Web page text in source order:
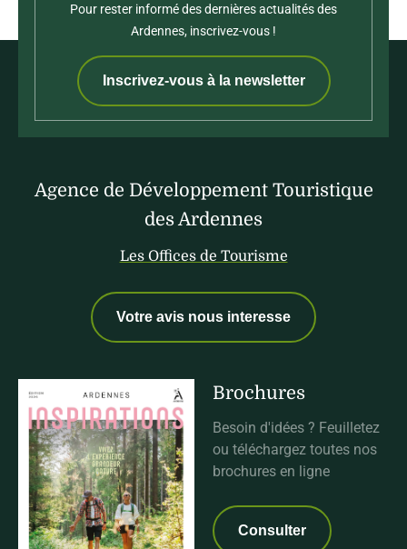
Pour rester informé des dernières actualités des
Ardennes, inscrivez-vous !
Inscrivez-vous à la newsletter
Agence de Développement Touristique
des Ardennes
Les Offices de Tourisme
Votre avis nous interesse
Brochures
Besoin d'idées ? Feuilletez
ou téléchargez toutes nos
brochures en ligne
Consulter